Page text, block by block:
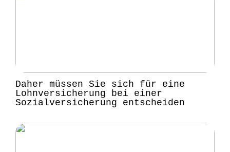
Daher müssen Sie sich für eine
Lohnversicherung bei einer
Sozialversicherung entscheiden